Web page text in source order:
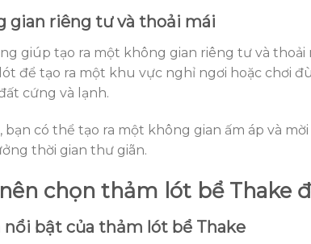
gian riêng tư và thoải mái
giúp tạo ra một không gian riêng tư và thoải
để tạo ra một khu vực nghỉ ngơi hoặc chơi
cứng và lạnh.
bạn có thể tạo ra một không gian ấm áp và
thời gian thư giãn.
chọn thảm lót bể Thake
bật của thảm lót bể Thake